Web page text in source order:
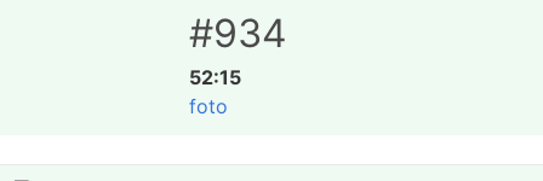
#934
52:15
foto